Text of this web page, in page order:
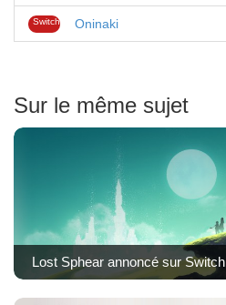
Switch Oninaki
Sur le même sujet
Lost Sphear annoncé sur Switch